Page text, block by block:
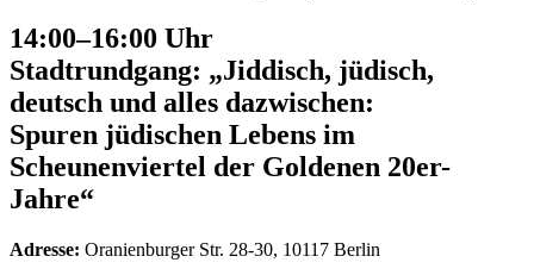
14:00–16:00 Uhr
Stadtrundgang: „Jiddisch, jüdisch,
deutsch und alles dazwischen:
Spuren jüdischen Lebens im
Scheunenviertel der Goldenen 20er-
Jahre“
Adresse: Oranienburger Str. 28-30, 10117 Berlin